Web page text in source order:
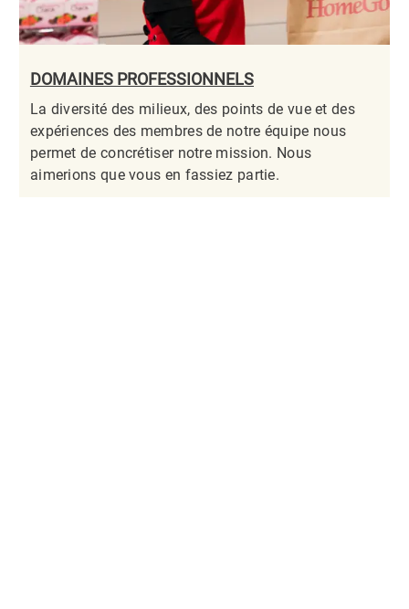
DOMAINES PROFESSIONNELS
La diversité des milieux, des points de vue et des
expériences des membres de notre équipe nous
permet de concrétiser notre mission. Nous
aimerions que vous en fassiez partie.​​​​​​​